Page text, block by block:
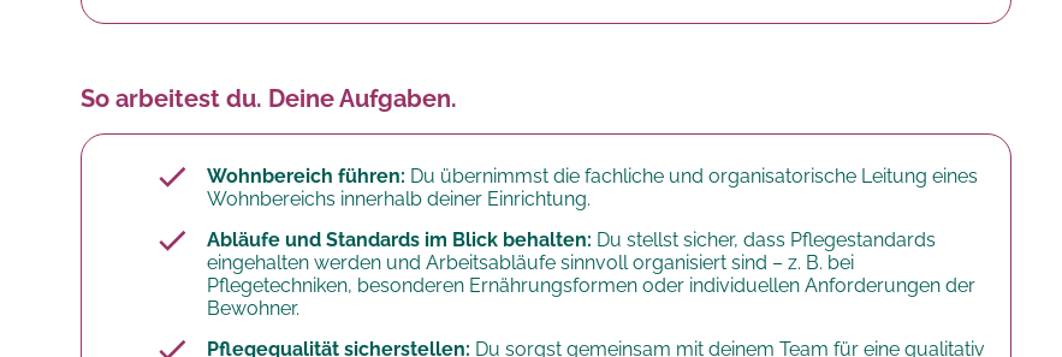
So arbeitest du. Deine Aufgaben.
Wohnbereich führen: Du übernimmst die fachliche und organisatorische Leitung eines
Wohnbereichs innerhalb deiner Einrichtung.
Abläufe und Standards im Blick behalten: Du stellst sicher, dass Pflegestandards
eingehalten werden und Arbeitsabläufe sinnvoll organisiert sind – z. B. bei
Pflegetechniken, besonderen Ernährungsformen oder individuellen Anforderungen der
Bewohner.
Pflegequalität sicherstellen: Du sorgst gemeinsam mit deinem Team für eine qualitativ